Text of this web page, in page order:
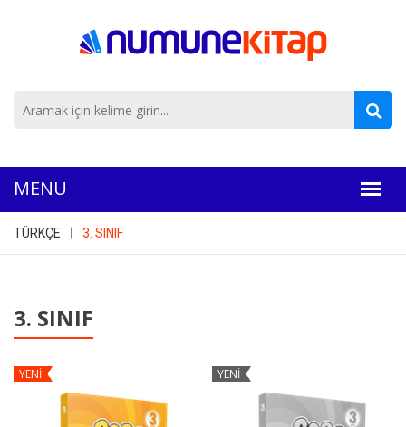
TÜRKÇE 3. SINIF
3. SINIF
YENİ YENİ